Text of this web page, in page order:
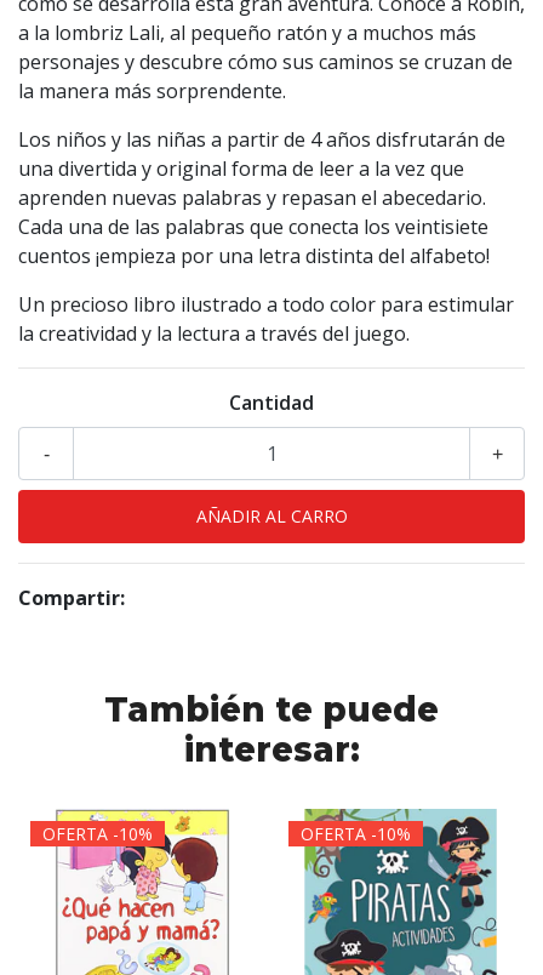
a la lombriz Lali, al pequeño ratón y a muchos más
personajes y descubre cómo sus caminos se cruzan de
la manera más sorprendente.
Los niños y las niñas a partir de 4 años disfrutarán de
una divertida y original forma de leer a la vez que
aprenden nuevas palabras y repasan el abecedario.
Cada una de las palabras que conecta los veintisiete
cuentos ¡empieza por una letra distinta del alfabeto!
Un precioso libro ilustrado a todo color para estimular
la creatividad y la lectura a través del juego.
Cantidad
+
-
Compartir:
También te puede
interesar:
OFERTA -10% OFERTA -10%